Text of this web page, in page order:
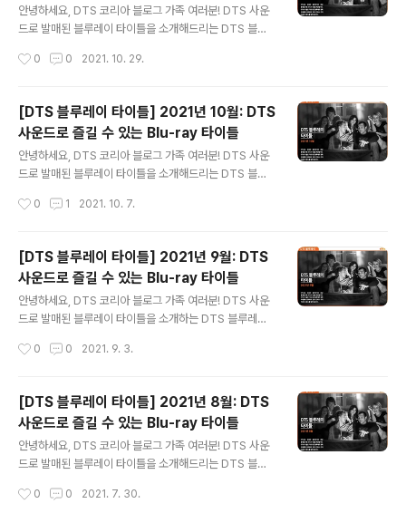
다. 그러던 중 정체불명의 계략에 빠져 또 다른 게임 생존자
들과 함께 지하철에 갇히고 마는데요. 이윽고 지하철이 탈
의 생존자들은 다시 한번 목숨을 건 탈출 게임에 휘말립니
안녕하세요, DTS 코리아 블로그 가족 여러분! DTS 사운
드로 발매된 블루레이 타이틀을 소개해드리는 DTS 블루
담은 프랑스 영화 두 편과 영원한 명작으로 남을 고전영화
블루레이 타이틀을 함께 알아볼까요? 세계 1차대전 휴전을
앞둔 1918년 11월 어느 날, '에두아르'는 갑작스럽게 일어
난 총격전 속에서 전우 '알베르'를 구하던 중 날아온 폭탄에
얼굴을 잃고 맙니다. 전쟁이 끝나자, 아픔만 남은 두 사람은
더 이상 예전의 삶으로 돌아가지 못하는데요. 한편 위선적
식이 들리자, 전쟁 피해자를 대변하는 두 사람은 이에 복수
0 0 2021. 10. 29.
[DTS 블루레이 타이틀] 2021년 10월: DTS
사운드로 즐길 수 있는 Blu-ray 타이틀
안녕하세요, DTS 코리아 블로그 가족 여러분! DTS 사운
드로 발매된 블루레이 타이틀을 소개해드리는 DTS 블루
운 팬층을 공략하는 화끈한 액션 등 다양한 타이틀을 소개
무장한 이번 달의 블루레이 신작을 지금부터 함께 살펴볼
까요? 올해 개봉 25주년을 맞는 이 이번 할로윈, 리마스터
로 여러분의 안방을 찾아옵니다. 공포·스릴러의 거장 웨스
크레이븐이 마이크로폰을 잡은 이 작품은 오랜 세월 동안
호러 장르의 대명사로 손꼽혀왔는데요. 어머니를 여읜 10
투를 담은 스크림! 평화로웠던 우즈보로 마을을 드리우는
0 1 2021. 10. 7.
[DTS 블루레이 타이틀] 2021년 9월: DTS
사운드로 즐길 수 있는 Blu-ray 타이틀
안녕하세요, DTS 코리아 블로그 가족 여러분! DTS 사운
드로 발매된 블루레이 타이틀을 소개하는 DTS 블루레이
사로잡는 영화 세 편을 소개해드리려 하는데요. 호소력 짙
입감을 선사하는 이번 블루레이 타이틀을 함께 살펴볼까
요? 젊은 나이에 은행 부지점장으로 승승장구하던 '앤디'의
삶은 다른 남자와 외도하던 아내를 살인했다는 누명으로
내리막길을 걷게 됩니다. 악명높은 쇼생크 교도소에서 종
신형을 선고받은 그는 교도소장과 간수의 부당함 속에서도
새로운 삶에 적응하기 시작하는데요. 이렇듯 비인간적인
0 0 2021. 9. 3.
[DTS 블루레이 타이틀] 2021년 8월: DTS
사운드로 즐길 수 있는 Blu-ray 타이틀
안녕하세요, DTS 코리아 블로그 가족 여러분! DTS 사운
드로 발매된 블루레이 타이틀을 소개해드리는 DTS 블루
ST로 관객의 마음을 사로잡은 국내·외 영화 세 편을 소개
0 0 2021. 7. 30.